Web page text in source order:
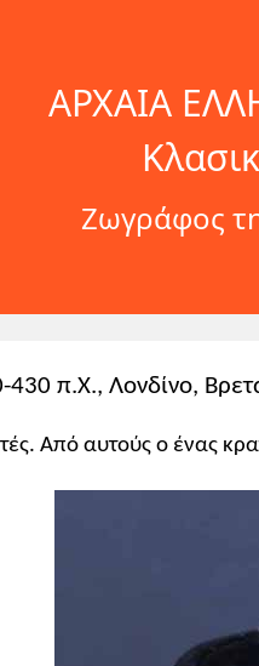
ΑΡΧΑΙΑ
Ζωγράφος
π.Χ., Λονδίνο,
Από αυτούς ο ένας